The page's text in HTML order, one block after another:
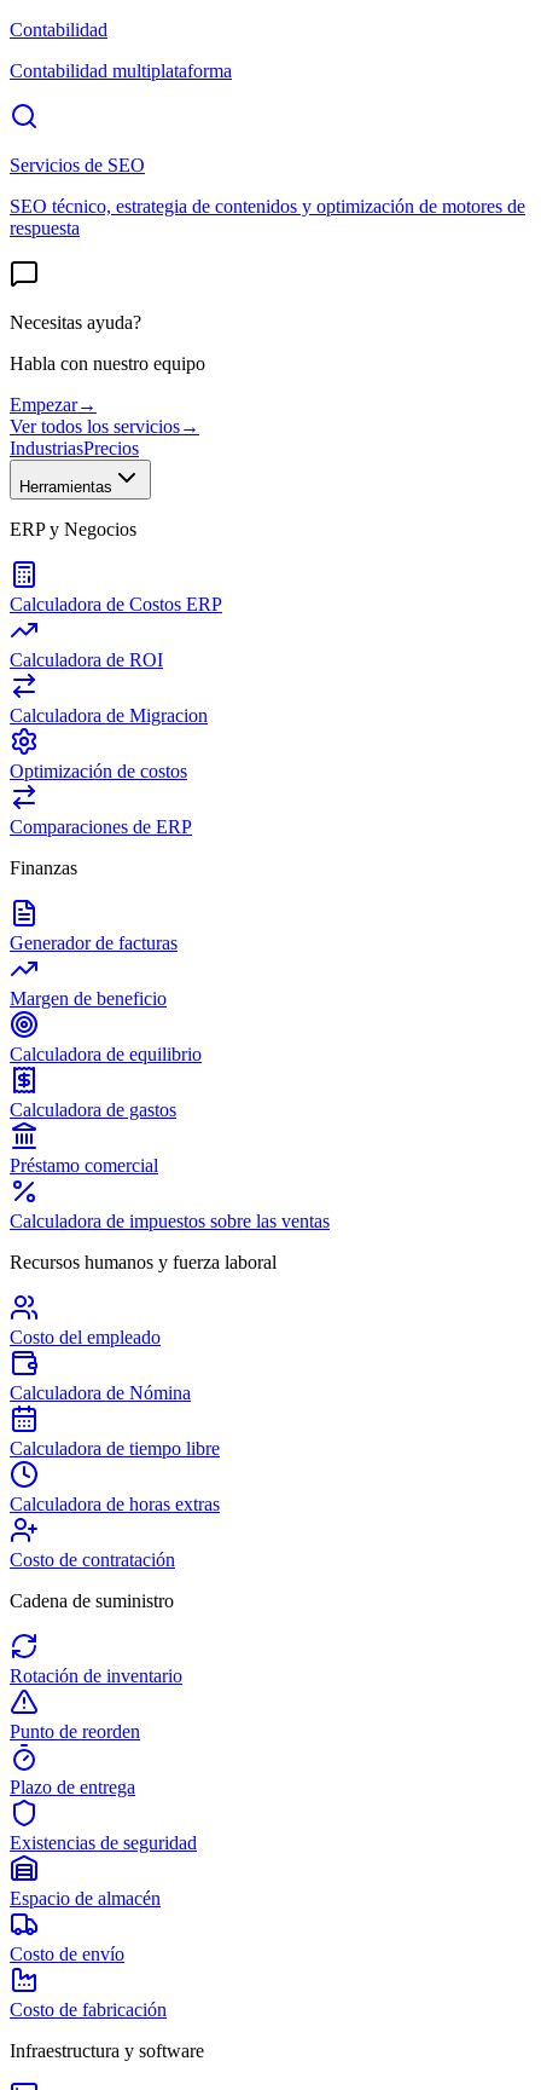
Contabilidad
Contabilidad multiplataforma
Servicios de SEO
SEO técnico, estrategia de contenidos y optimización de motores de
respuesta
Necesitas ayuda?
Habla con nuestro equipo
Empezar→
Ver todos los servicios→
IndustriasPrecios
Herramientas
ERP y Negocios
Calculadora de Costos ERP
Calculadora de ROI
Calculadora de Migracion
Optimización de costos
Comparaciones de ERP
Finanzas
Generador de facturas
Margen de beneficio
Calculadora de equilibrio
Calculadora de gastos
Préstamo comercial
Calculadora de impuestos sobre las ventas
Recursos humanos y fuerza laboral
Costo del empleado
Calculadora de Nómina
Calculadora de tiempo libre
Calculadora de horas extras
Costo de contratación
Cadena de suministro
Rotación de inventario
Punto de reorden
Plazo de entrega
Existencias de seguridad
Espacio de almacén
Costo de envío
Costo de fabricación
Infraestructura y software